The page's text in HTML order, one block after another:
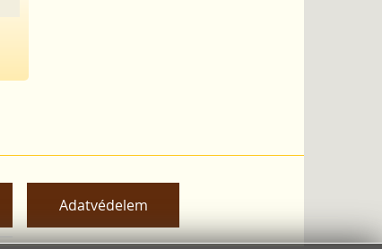
Adatvédelem